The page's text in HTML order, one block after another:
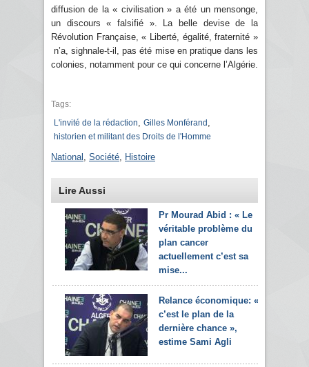
diffusion de la « civilisation » a été un mensonge,
un discours « falsifié ». La belle devise de la
Révolution Française, « Liberté, égalité, fraternité »
n’a, sighnale-t-il, pas été mise en pratique dans les
colonies, notamment pour ce qui concerne l’Algérie.
Tags:
L'invité de la rédaction
Gilles Monférand
historien et militant des Droits de l'Homme
National Société Histoire
Lire Aussi
Pr Mourad Abid : « Le
véritable problème du
plan cancer
actuellement c’est sa
mise...
Relance économique: «
c’est le plan de la
dernière chance »,
estime Sami Agli